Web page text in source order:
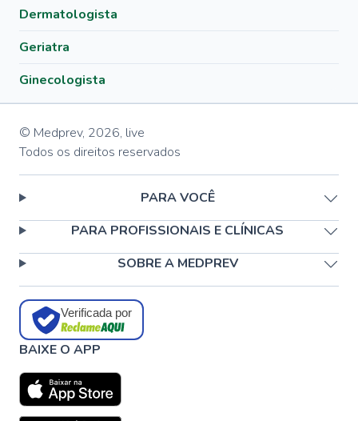
Dermatologista
Geriatra
Ginecologista
© Medprev, 2026, live
Todos os direitos reservados
PARA VOCÊ
PARA PROFISSIONAIS E CLÍNICAS
SOBRE A MEDPREV
Verificada por
BAIXE O APP